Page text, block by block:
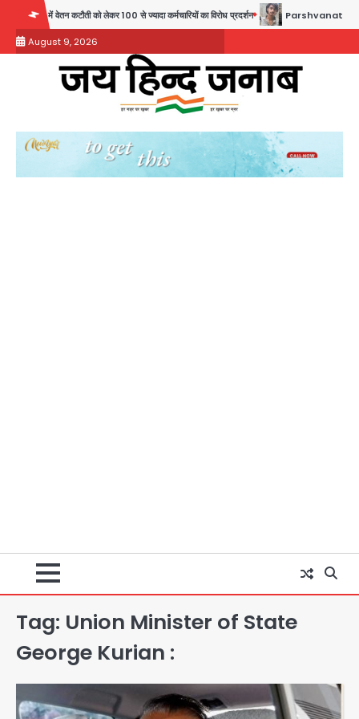
content
को लेकर 100 से ज्यादा कर्मचारियों का विरोध प्रदर्शन Parshvanath Building
August 9, 2026
Tag: Union Minister of State
George Kurian :
Zepto Dhoom: ग्रेटर नोएडा के धूम